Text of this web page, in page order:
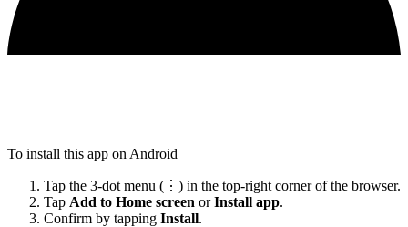
To install this app on Android
Tap the 3-dot menu (⋮) in the top-right corner of the browser.
Tap Add to Home screen orInstall app.
Confirm by tapping Install.